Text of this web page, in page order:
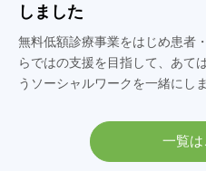
しました
無料低額診療事業をはじめ患者
らではの支援を目指して、あて
うソーシャルワークを一緒にし
一覧は